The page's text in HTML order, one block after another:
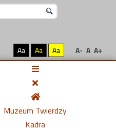
Aa Aa Aa A- A A+
Muzeum Twierdzy
Kadra